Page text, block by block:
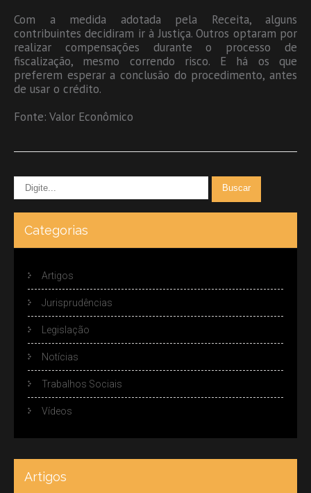
Com a medida adotada pela Receita, alguns
contribuintes decidiram ir à Justiça. Outros optaram por
realizar compensações durante o processo de
fiscalização, mesmo correndo risco. E há os que
preferem esperar a conclusão do procedimento, antes
de usar o crédito.
Fonte: Valor Econômico
Categorias
Artigos
Jurisprudências
Legislação
Notícias
Trabalhos Sociais
Vídeos
Artigos